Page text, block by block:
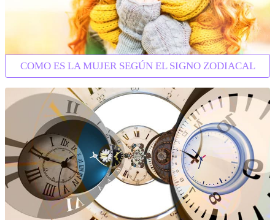
COMO ES LA MUJER SEGÚN EL SIGNO ZODIACAL